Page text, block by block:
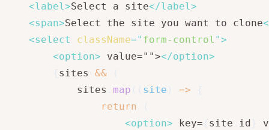
<label>Select a site</label>
<span>Select the site you want to clone
<select className=" form-control ">
<option> value=""></option>
sites &&
            sites
map site =>
return
<option> key= site id